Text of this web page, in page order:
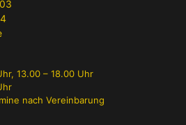
13.00 – 18.00 Uhr
nach Vereinbarung